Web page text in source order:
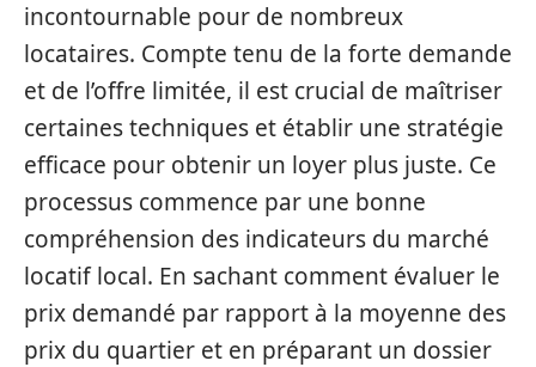
incontournable pour de nombreux
locataires. Compte tenu de la forte demande
et de l’offre limitée, il est crucial de maîtriser
certaines techniques et établir une stratégie
efficace pour obtenir un loyer plus juste. Ce
processus commence par une bonne
compréhension des indicateurs du marché
locatif local. En sachant comment évaluer le
prix demandé par rapport à la moyenne des
prix du quartier et en préparant un dossier